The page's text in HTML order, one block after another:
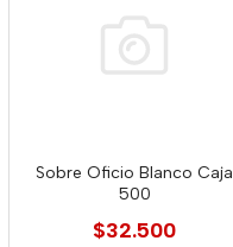
Sobre Oficio Blanco Caja
500
$32.500